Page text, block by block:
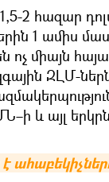
2 հազար
1 ամիս
ոչ միայն
ԶԼՄ-
և այլ